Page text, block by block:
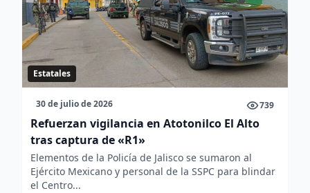
Estatales
30 de julio de 2026 739
Refuerzan vigilancia en Atotonilco El Alto
tras captura de «R1»
Elementos de la Policía de Jalisco se sumaron al
Ejército Mexicano y personal de la SSPC para blindar
el Centro...